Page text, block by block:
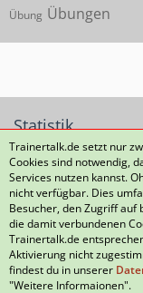
Übung Übungen
Statistik
172 Themen 2.385
Datenschutzerklärung
Trainertalk.de setzt nur
Cookies sind notwendig,
Services nutzen kannst.
nicht verfügbar. Dies
Besucher, den Zugriff auf
die damit verbundenen
Trainertalk.de
Aktivierung nicht
findest du in unserer
"Weitere Informaionen".